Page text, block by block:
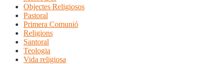
Objectes Religiosos
Pastoral
Primera Comunió
Religions
Santoral
Teologia
Vida religiosa